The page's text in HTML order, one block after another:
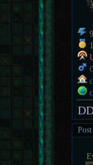
Post